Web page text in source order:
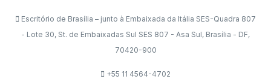
Escritório de Brasília – junto à Embaixada da Itália SES-Quadra 807
- Lote 30, St. de Embaixadas Sul SES 807 - Asa Sul, Brasília - DF,
70420-900
+55 11 4564-4702